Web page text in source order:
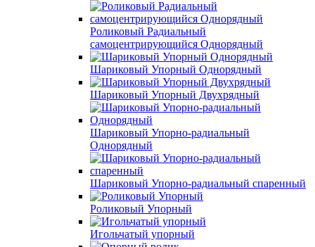
Роликовый Радиальный
самоцентрирующийся Однорядный
Шариковый Упорный Однорядный
Шариковый Упорный Двухрядный
Шариковый Упорно-радиальный
Однорядный
Шариковый Упорно-радиальный спаренный
Роликовый Упорный
Игольчатый упорный